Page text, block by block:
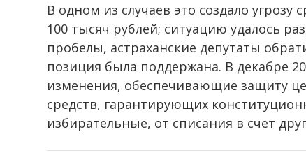
В одном из случаев это создало
100 тысяч рублей; ситуацию удалось
пробелы, астраханские депутаты
позиция была поддержана. В декабре
изменения, обеспечивающие защиту
средств, гарантирующих
избирательные, от списания в счет